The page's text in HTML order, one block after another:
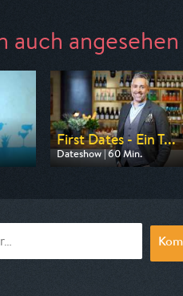
auch angesehen
First Dates - Ein T...
Dateshow | 60 Min.
Ausgestrahlt von VOX